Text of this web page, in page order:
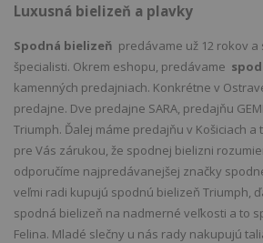
Luxusná bielizeň a plavky
Spodná bielizeň predávame už 12 rokov a
špecialisti. Okrem eshopu, predávame
kamenných predajniach. Konkrétne v
predajne. Dve predajne SARA, predajňu
Triumph. Ďalej máme predajňu v Košiciach a
pre Vás zárukou, že spodnej bielizni
odporučíme najpredávanejšej značky
veľmi radi kupujú spodnú bielizeň Triumph,
spodná bielizeň na nadmerné veľkosti a to
Felina. Mladé slečny u nás rady nakupujú